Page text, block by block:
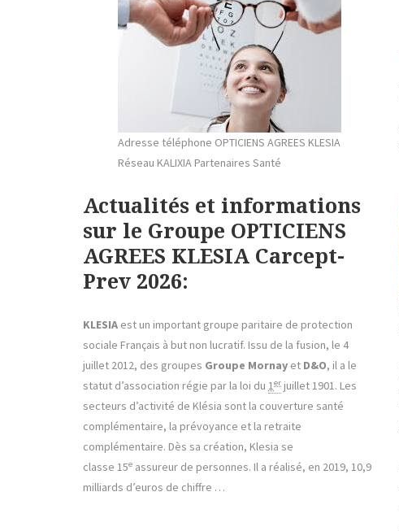
Adresse téléphone OPTICIENS AGREES KLESIA
Réseau KALIXIA Partenaires Santé
Actualités et informations
sur le Groupe OPTICIENS
AGREES KLESIA Carcept-
Prev 2026:
KLESIA est un important groupe paritaire de protection
sociale Français à but non lucratif. Issu de la fusion, le 4
juillet 2012, des groupes Groupe Mornay et D&O, il a le
statut d’association régie par la loi du 1er juillet 1901. Les
secteurs d’activité de Klésia sont la couverture santé
complémentaire, la prévoyance et la retraite
complémentaire. Dès sa création, Klesia se
classe 15e assureur de personnes. Il a réalisé, en 2019, 10,9
milliards d’euros de chiffre …